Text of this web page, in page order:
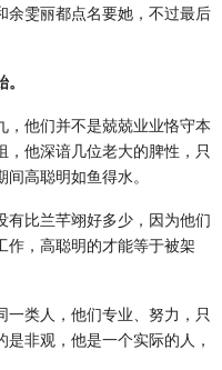
余雯丽都点名要她，不过最后
，他们并不是兢兢业业恪守本
他深谙几位老大的脾性，只
高聪明如鱼得水。
有比兰芊翊好多少，因为他们
作，高聪明的才能等于被架
类人，他们专业、努力，只
非观，他是一个实际的人，